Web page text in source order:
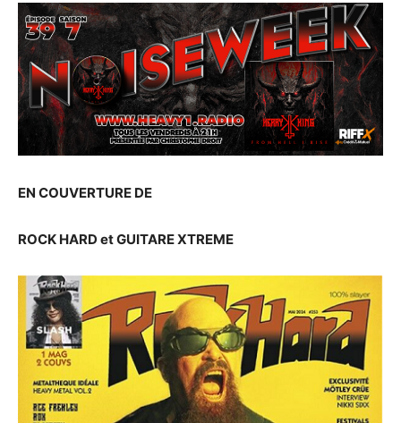
EN COUVERTURE DE
ROCK HARD et GUITARE XTREME